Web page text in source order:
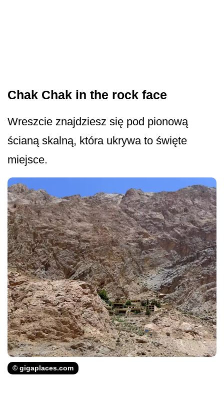
Chak Chak in the rock face
Wreszcie znajdziesz się pod pionową
ścianą skalną, która ukrywa to święte
miejsce.
© gigaplaces.com